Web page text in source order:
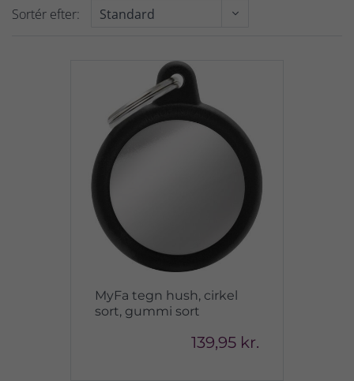
Sortér efter:
MyFa tegn hush, cirkel
sort, gummi sort
139,95 kr.